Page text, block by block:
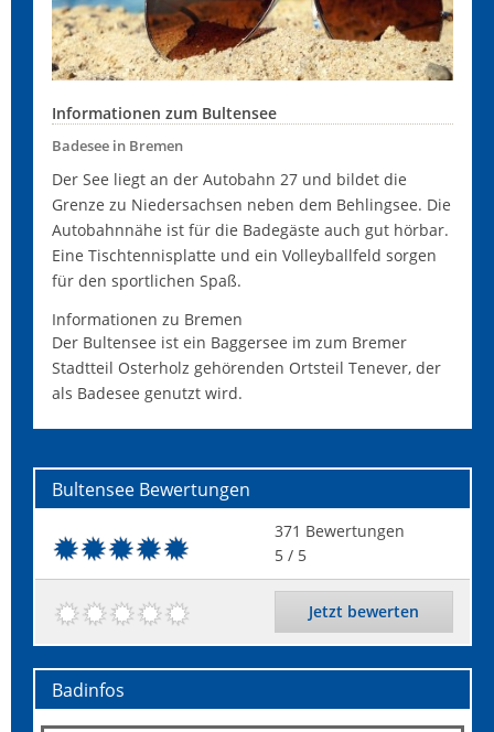
Informationen zum Bultensee
Badesee in Bremen
Der See liegt an der Autobahn 27 und bildet die
Grenze zu Niedersachsen neben dem Behlingsee. Die
Autobahnnähe ist für die Badegäste auch gut hörbar.
Eine Tischtennisplatte und ein Volleyballfeld sorgen
für den sportlichen Spaß.
Informationen zu Bremen
Der Bultensee ist ein Baggersee im zum Bremer
Stadtteil Osterholz gehörenden Ortsteil Tenever, der
als Badesee genutzt wird.
Bultensee Bewertungen
371 Bewertungen
5 / 5
Jetzt bewerten
Badinfos